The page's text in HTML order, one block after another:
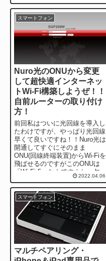
スマートフォン
Nuro光のONUから変更
して超快適インターネッ
トWi-Fi構築しようぜ！！
自前ルーターの取り付け
方！
前回私はついに光回線を導入し
たわけですが、やっぱり光回線
早くて良いですね！！Nuro光は
開通してすぐにそのまま
ONU(回線終端装置)からWi-Fiを
飛ばせるのですがこのONUは
「Wi-Fi 5」なんですよね。勿
論一般使用としてでなら十分
な...
2022.04.06
スマートフォン
マルチペアリング・